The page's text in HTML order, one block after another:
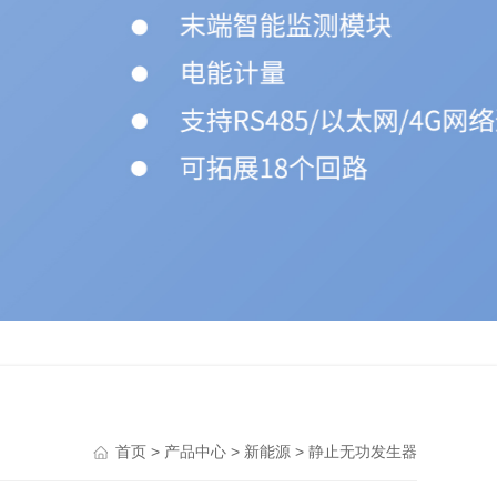
首页 > 产品中心 > 新能源 > 静止无功发生器